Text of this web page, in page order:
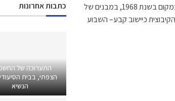
בשנת במבניםשל
כיישוב קבע–השבוע
כתבות אחרונות
התערוכה של
הצפתי, בבית
הנשיא